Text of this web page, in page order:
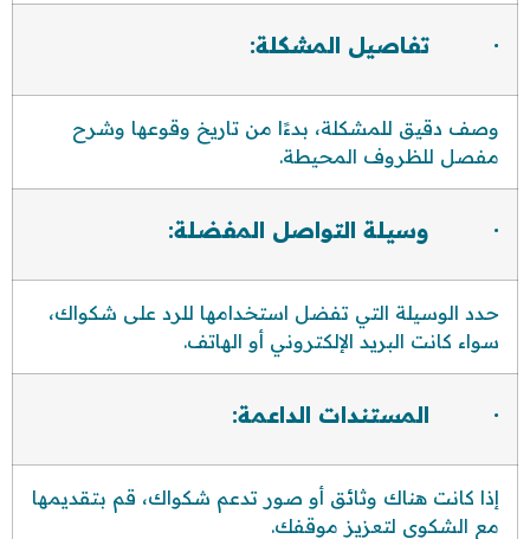
· تفاصيل المشكلة:
وصف دقيق للمشكلة، بدءًا من تاريخ وقوعها وشرح
مفصل للظروف المحيطة.
· وسيلة التواصل المفضلة:
حدد الوسيلة التي تفضل استخدامها للرد على شكواك،
سواء كانت البريد الإلكتروني أو الهاتف.
· المستندات الداعمة:
إذا كانت هناك وثائق أو صور تدعم شكواك، قم بتقديمها
مع الشكوى لتعزيز موقفك.